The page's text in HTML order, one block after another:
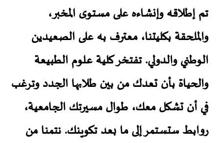
تم إطلاقه وإنشاءه على مستوى المخبر،
والملحقة بكليتنا، معترف به على الصعيدين
الوطني والدولي. تفتخر كلية علوم الطبيعة
والحياة بأن تعدك من بين طلابها الجدد وترغب
في أن تشكل معك، طوال مسيرتك الجامعية،
روابط ستستمر إلى ما بعد تكوينك. نتمنا من